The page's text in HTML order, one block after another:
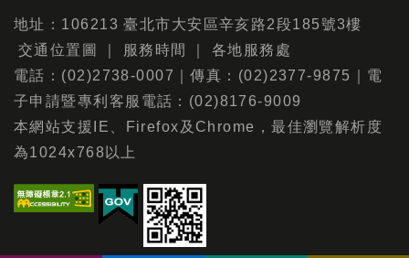
地址：106213 臺北市大安區辛亥路2段185號3樓
交通位置圖
服務時間
各地服務處
電話：(02)2738-0007｜傳真：(02)2377-9875｜電
子申請暨專利客服電話：(02)8176-9009
本網站支援IE、Firefox及Chrome，最佳瀏覽解析度
為1024x768以上